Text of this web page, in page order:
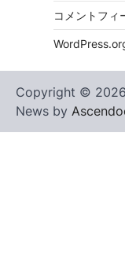
コメントフィ
Copyright © 2026
News by